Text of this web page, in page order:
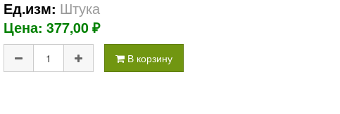
Ед.изм: Штука
Цена: 377,00 ₽
В корзину